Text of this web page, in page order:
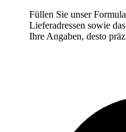
Füllen Sie unser
Lieferadressen sowie
Ihre Angaben, desto